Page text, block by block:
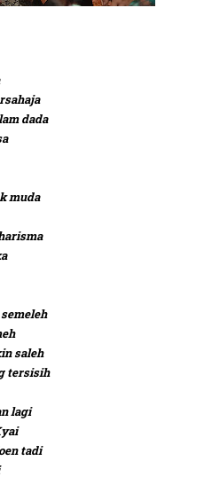
dada
muda
saleh
tersisih
lagi
tadi